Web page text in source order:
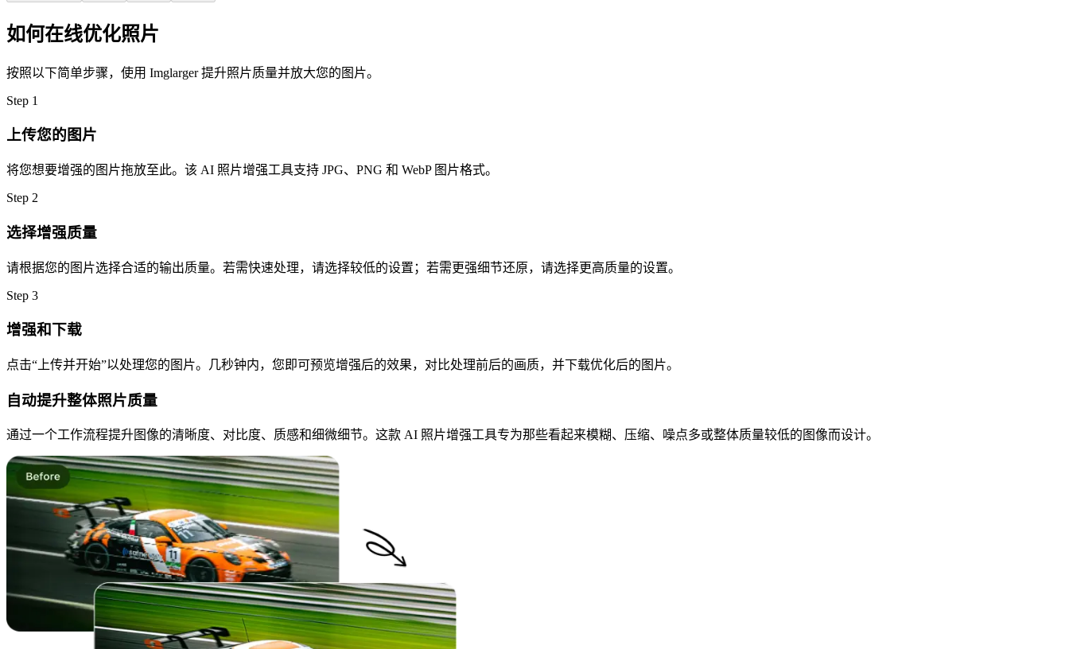
如何在线优化照片
按照以下简单步骤，使用 Imglarger 提升照片质量并放大您的图片。
Step 1
上传您的图片
将您想要增强的图片拖放至此。该 AI 照片增强工具支持 JPG、PNG 和 WebP 图片格式。
Step 2
选择增强质量
请根据您的图片选择合适的输出质量。若需快速处理，请选择较低的设置；若需更强细节还原，请选择更高质量的设置。
Step 3
增强和下载
点击“上传并开始”以处理您的图片。几秒钟内，您即可预览增强后的效果，对比处理前后的画质，并下载优化后的图片。
自动提升整体照片质量
通过一个工作流程提升图像的清晰度、对比度、质感和细微细节。这款 AI 照片增强工具专为那些看起来模糊、压缩、噪点多或整体质量较低的图像而设计。